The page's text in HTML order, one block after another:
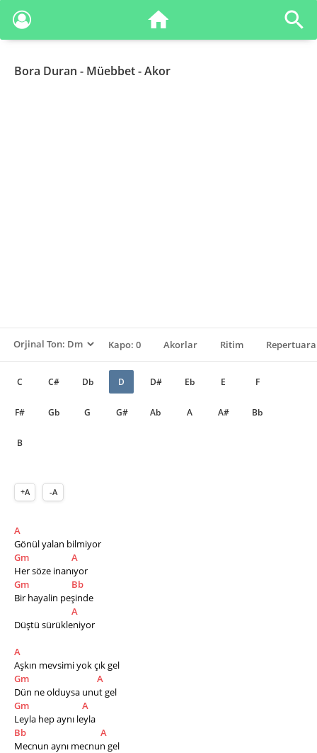
Bora Duran - Müebbet - Akor
Kapo: 0 Akorlar Ritim
C C# Db D D# Eb E F
F# Gb G G# Ab A A# Bb
B
+A -A
A
Gönül yalan bilmiyor
Gm
A
Her söze inanıyor
Gm
Bb
Bir hayalin peşinde
A
Düştü sürükleniyor
A
Aşkın mevsimi yok çık gel
Gm
A
Dün ne olduysa unut gel
Gm
A
Leyla hep aynı leyla
Bb
A
Mecnun aynı mecnun gel